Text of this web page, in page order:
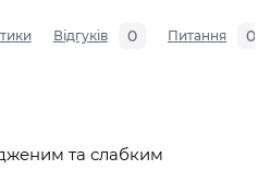
Відгуків 0 Питання 0
та слабким